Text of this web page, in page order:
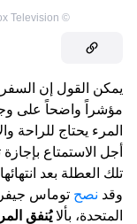
©
Television
يمكن القول إن
مؤشراً واضحاً على
المرء يحتاج للراحة
أجل الاستمتاع
تلك العطلة بعد
وقد نصح توماس
المتحدة، بألايُنفق